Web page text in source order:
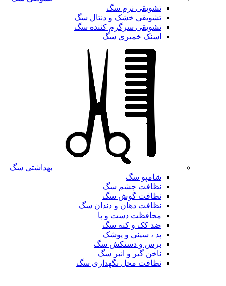
تشویقی نرم سگ
تشویقی خشک و دنتال سگ
تشویقی سرگرم کننده سگ
اسنک خمیری سگ
بهداشتی سگ
شامپو سگ
نظافت چشم سگ
نظافت گوش سگ
نظافت دهان و دندان سگ
محافظت دست و پا
ضد کک و کنه سگ
پد ، سینی و پوشک
برس و دستکش سگ
ناخن گیر و انبر سگ
نظافت محل نگهداری سگ